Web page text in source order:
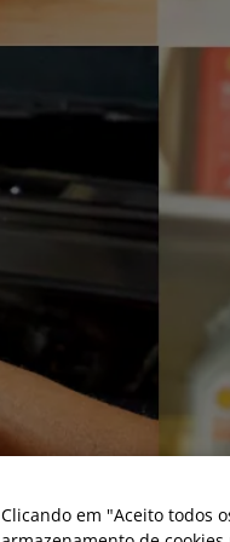
Clicando em "Aceito todos